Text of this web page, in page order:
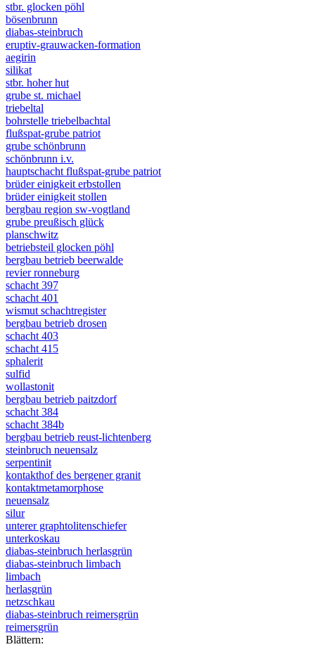
stbr. glocken pöhl
bösenbrunn
diabas-steinbruch
eruptiv-grauwacken-formation
aegirin
silikat
stbr. hoher hut
grube st. michael
triebeltal
bohrstelle triebelbachtal
flußspat-grube patriot
grube schönbrunn
schönbrunn i.v.
hauptschacht flußspat-grube patriot
brüder einigkeit erbstollen
brüder einigkeit stollen
bergbau region sw-vogtland
grube preußisch glück
planschwitz
betriebsteil glocken pöhl
bergbau betrieb beerwalde
revier ronneburg
schacht 397
schacht 401
wismut schachtregister
bergbau betrieb drosen
schacht 403
schacht 415
sphalerit
sulfid
wollastonit
bergbau betrieb paitzdorf
schacht 384
schacht 384b
bergbau betrieb reust-lichtenberg
steinbruch neuensalz
serpentinit
kontakthof des bergener granit
kontaktmetamorphose
neuensalz
silur
unterer graphtolitenschiefer
unterkoskau
diabas-steinbruch herlasgrün
diabas-steinbruch limbach
limbach
herlasgrün
netzschkau
diabas-steinbruch reimersgrün
reimersgrün
Blättern: